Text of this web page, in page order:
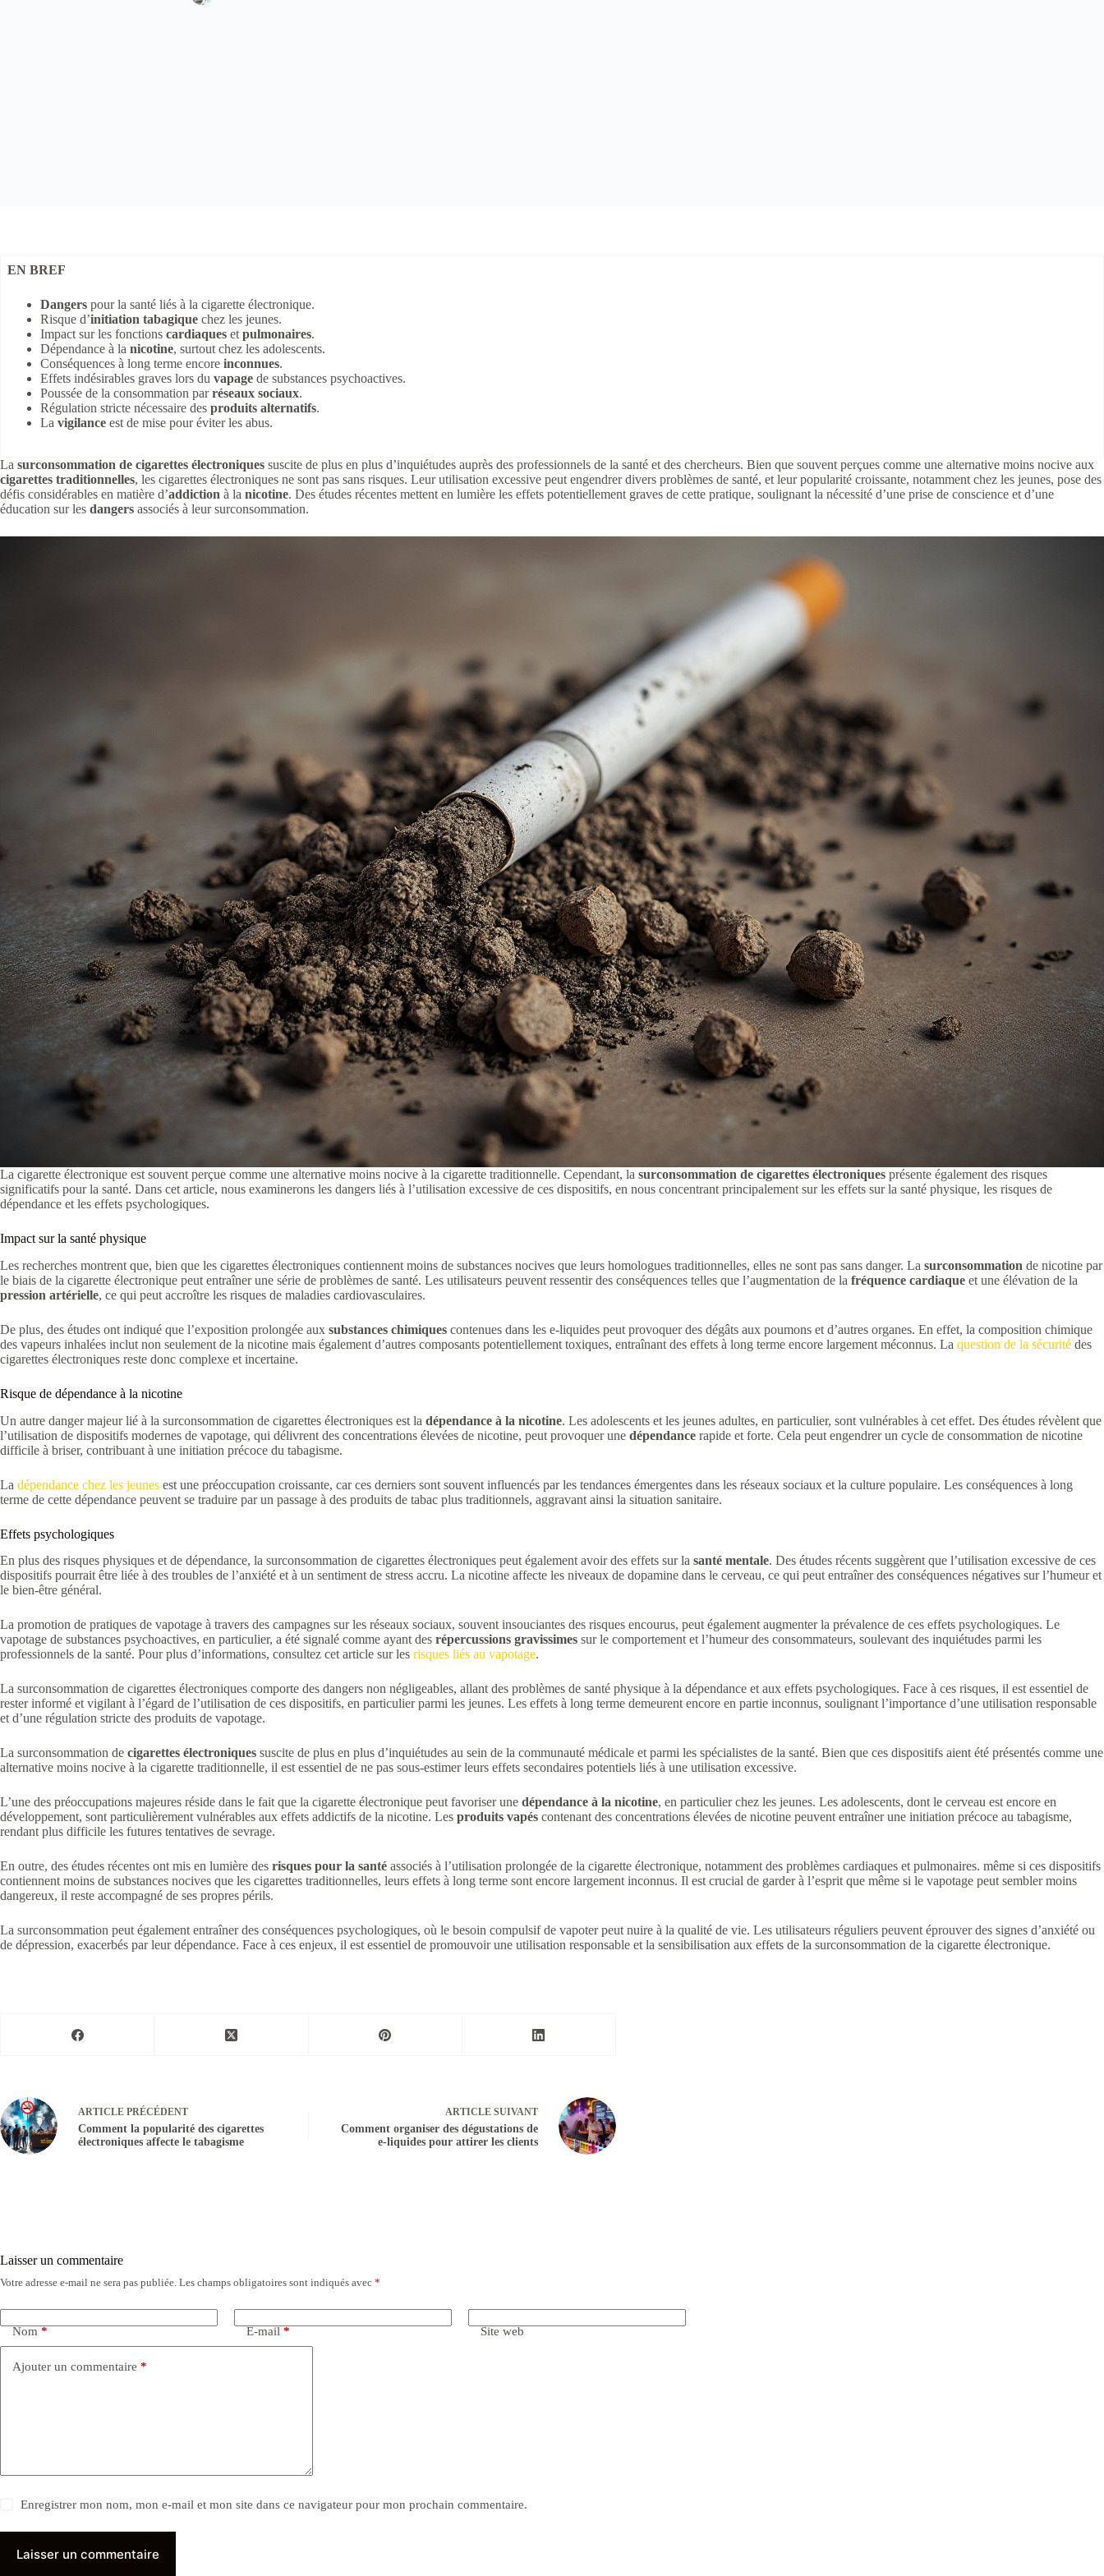
EN BREF
Dangers pour la santé liés à la cigarette électronique.
Risque d’initiation tabagique chez les jeunes.
Impact sur les fonctions cardiaques et pulmonaires.
Dépendance à la nicotine, surtout chez les adolescents.
Conséquences à long terme encore inconnues.
Effets indésirables graves lors du vapage de substances psychoactives.
Poussée de la consommation parréseaux sociaux.
Régulation stricte nécessaire des produits alternatifs.
La vigilance est de mise pour éviter les abus.
La surconsommation de cigarettes électroniques suscite de plus en plus d’inquiétudes auprès des professionnels de la santé et des chercheurs. Bien que souvent perçues comme une alternative moins nocive aux
cigarettes traditionnelles, les cigarettes électroniques ne sont pas sans risques. Leur utilisation excessive peut engendrer divers problèmes de santé, et leur popularité croissante, notamment chez les jeunes, pose des
défis considérables en matière d’addiction à la nicotine. Des études récentes mettent en lumière les effets potentiellement graves de cette pratique, soulignant la nécessité d’une prise de conscience et d’une
éducation sur les dangers associés à leur surconsommation.
La cigarette électronique est souvent perçue comme une alternative moins nocive à la cigarette traditionnelle. Cependant, la surconsommation de cigarettes électroniques présente également des risques
significatifs pour la santé. Dans cet article, nous examinerons les dangers liés à l’utilisation excessive de ces dispositifs, en nous concentrant principalement sur les effets sur la santé physique, les risques de
dépendance et les effets psychologiques.
Impact sur la santé physique
Les recherches montrent que, bien que les cigarettes électroniques contiennent moins de substances nocives que leurs homologues traditionnelles, elles ne sont pas sans danger. La surconsommation de nicotine par
le biais de la cigarette électronique peut entraîner une série de problèmes de santé. Les utilisateurs peuvent ressentir des conséquences telles que l’augmentation de la fréquence cardiaque et une élévation de la
pression artérielle, ce qui peut accroître les risques de maladies cardiovasculaires.
De plus, des études ont indiqué que l’exposition prolongée aux substances chimiques contenues dans les e-liquides peut provoquer des dégâts aux poumons et d’autres organes. En effet, la composition chimique
des vapeurs inhalées inclut non seulement de la nicotine mais également d’autres composants potentiellement toxiques, entraînant des effets à long terme encore largement méconnus. La question de la sécurité des
cigarettes électroniques reste donc complexe et incertaine.
Risque de dépendance à la nicotine
Un autre danger majeur lié à la surconsommation de cigarettes électroniques est la dépendance à la nicotine. Les adolescents et les jeunes adultes, en particulier, sont vulnérables à cet effet. Des études révèlent que
l’utilisation de dispositifs modernes de vapotage, qui délivrent des concentrations élevées de nicotine, peut provoquer une dépendance rapide et forte. Cela peut engendrer un cycle de consommation de nicotine
difficile à briser, contribuant à une initiation précoce du tabagisme.
La dépendance chez les jeunes est une préoccupation croissante, car ces derniers sont souvent influencés par les tendances émergentes dans les réseaux sociaux et la culture populaire. Les conséquences à long
terme de cette dépendance peuvent se traduire par un passage à des produits de tabac plus traditionnels, aggravant ainsi la situation sanitaire.
Effets psychologiques
En plus des risques physiques et de dépendance, la surconsommation de cigarettes électroniques peut également avoir des effets sur la santé mentale. Des études récents suggèrent que l’utilisation excessive de ces
dispositifs pourrait être liée à des troubles de l’anxiété et à un sentiment de stress accru. La nicotine affecte les niveaux de dopamine dans le cerveau, ce qui peut entraîner des conséquences négatives sur l’humeur et
le bien-être général.
La promotion de pratiques de vapotage à travers des campagnes sur les réseaux sociaux, souvent insouciantes des risques encourus, peut également augmenter la prévalence de ces effets psychologiques. Le
vapotage de substances psychoactives, en particulier, a été signalé comme ayant des répercussions gravissimes sur le comportement et l’humeur des consommateurs, soulevant des inquiétudes parmi les
professionnels de la santé. Pour plus d’informations, consultez cet article sur les risques liés au vapotage.
La surconsommation de cigarettes électroniques comporte des dangers non négligeables, allant des problèmes de santé physique à la dépendance et aux effets psychologiques. Face à ces risques, il est essentiel de
rester informé et vigilant à l’égard de l’utilisation de ces dispositifs, en particulier parmi les jeunes. Les effets à long terme demeurent encore en partie inconnus, soulignant l’importance d’une utilisation responsable
et d’une régulation stricte des produits de vapotage.
La surconsommation de cigarettes électroniques suscite de plus en plus d’inquiétudes au sein de la communauté médicale et parmi les spécialistes de la santé. Bien que ces dispositifs aient été présentés comme une
alternative moins nocive à la cigarette traditionnelle, il est essentiel de ne pas sous-estimer leurs effets secondaires potentiels liés à une utilisation excessive.
L’une des préoccupations majeures réside dans le fait que la cigarette électronique peut favoriser une dépendance à la nicotine, en particulier chez les jeunes. Les adolescents, dont le cerveau est encore en
développement, sont particulièrement vulnérables aux effets addictifs de la nicotine. Les produits vapés contenant des concentrations élevées de nicotine peuvent entraîner une initiation précoce au tabagisme,
rendant plus difficile les futures tentatives de sevrage.
En outre, des études récentes ont mis en lumière des risques pour la santé associés à l’utilisation prolongée de la cigarette électronique, notamment des problèmes cardiaques et pulmonaires. même si ces dispositifs
contiennent moins de substances nocives que les cigarettes traditionnelles, leurs effets à long terme sont encore largement inconnus. Il est crucial de garder à l’esprit que même si le vapotage peut sembler moins
dangereux, il reste accompagné de ses propres périls.
La surconsommation peut également entraîner des conséquences psychologiques, où le besoin compulsif de vapoter peut nuire à la qualité de vie. Les utilisateurs réguliers peuvent éprouver des signes d’anxiété ou
de dépression, exacerbés par leur dépendance. Face à ces enjeux, il est essentiel de promouvoir une utilisation responsable et la sensibilisation aux effets de la surconsommation de la cigarette électronique.
ARTICLE PRÉCÉDENT
Comment la popularité des cigarettes
électroniques affecte le tabagisme
ARTICLE SUIVANT
Comment organiser des dégustations de
e-liquides pour attirer les clients
Laisser un commentaire
Votre adresse e-mail ne sera pas publiée. Les champs obligatoires sont indiqués avec *
Nom * E-mail * Site web
Ajouter un commentaire *
Enregistrer mon nom, mon e-mail et mon site dans ce navigateur pour mon prochain commentaire.
Laisser un commentaire